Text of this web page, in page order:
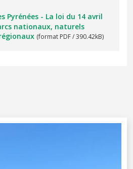
Pyrénées - La loi du 14 avril
nationaux, naturels
(format PDF / 390.42kB)